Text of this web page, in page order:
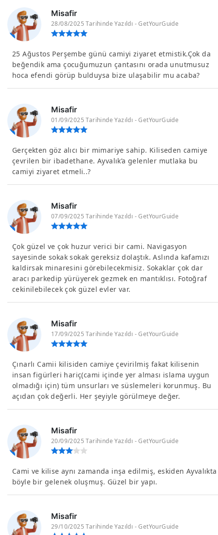
Misafir
28/08/2025 Tarihinde Yazıldı - GetYourGuide
25 Ağustos Perşembe günü camiyi ziyaret etmistik.Çok da
beğendik ama çocuğumuzun çantasını orada unutmusuz
hoca efendi görüp bulduysa bize ulaşabilir mu acaba?
Misafir
01/09/2025 Tarihinde Yazıldı - GetYourGuide
Gerçekten göz alıcı bir mimariye sahip. Kiliseden camiye
çevrilen bir ibadethane. Ayvalık’a gelenler mutlaka bu
camiyi ziyaret etmeli..?
Misafir
07/09/2025 Tarihinde Yazıldı - GetYourGuide
Çok güzel ve çok huzur verici bir cami. Navigasyon
sayesinde sokak sokak gereksiz dolaştık. Aslında kafamızı
kaldirsak minaresini görebilecekmisiz. Sokaklar çok dar
aracı parkedip yürüyerek gezmek en mantıklısı. Fotoğraf
cekinilebilecek çok güzel evler var.
Misafir
17/09/2025 Tarihinde Yazıldı - GetYourGuide
Çınarlı Camii kilisiden camiye çevirilmiş fakat kilisenin
insan figürleri hariç(cami içinde yer alması islama uygun
olmadığı için) tüm unsurları ve süslemeleri korunmuş. Bu
açıdan çok değerli. Her şeyiyle görülmeye değer.
Misafir
20/09/2025 Tarihinde Yazıldı - GetYourGuide
Cami ve kilise aynı zamanda inşa edilmiş, eskiden Ayvalıkta
böyle bir gelenek oluşmuş. Güzel bir yapı.
Misafir
29/10/2025 Tarihinde Yazıldı - GetYourGuide